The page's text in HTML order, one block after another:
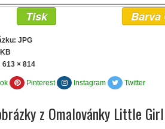
Tisk Barva
JPG
613 × 814
Pinterest Instagram Twitter
z Omalovánky Little